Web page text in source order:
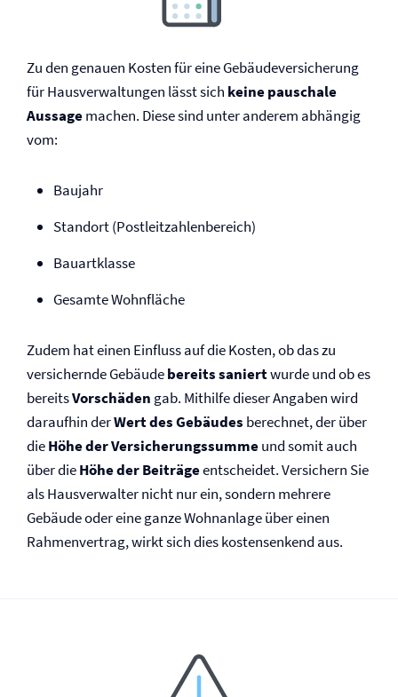
Zu den genauen Kosten für eine Gebäude­versicherung
für Haus­verwaltungen lässt sich keine pauschale
Aussagemachen. Diese sind unter anderem abhängig
vom:
Baujahr
Standort (Postleitzahlenbereich)
Bauartklasse
Gesamte Wohnfläche
Zudem hat einen Einfluss auf die Kosten, ob das zu
versichernde Gebäudebereits saniertwurde und ob es
bereitsVorschäden gab. Mithilfe dieser Angaben wird
daraufhin derWert des Gebäudes berechnet, der über
dieHöhe der Versicherungssummeund somit auch
über dieHöhe der Beiträgeentscheidet. Versichern Sie
als Hausverwalter nicht nur ein, sondern mehrere
Gebäude oder eine ganze Wohnanlage über einen
Rahmenvertrag, wirkt sich dies kostensenkend aus.